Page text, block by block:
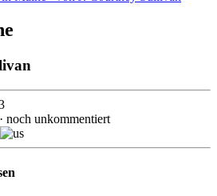
· noch unkommentiert